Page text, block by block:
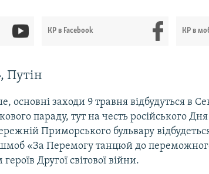
КР в Facebook КР в
Путін
основні заходи 9 травня відбудуться в
параду, тут на честь російського
Приморського бульвару
«За Перемогу танцюй до
Другої світової війни.